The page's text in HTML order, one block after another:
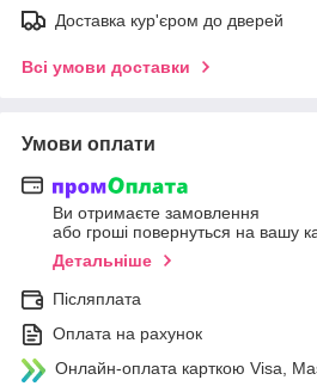
Доставка кур'єром до дверей
Всі умови доставки
Умови оплати
Ви отримаєте замовлення
або гроші повернуться на вашу
Детальніше
Післяплата
Оплата на рахунок
Онлайн-оплата карткою Visa,